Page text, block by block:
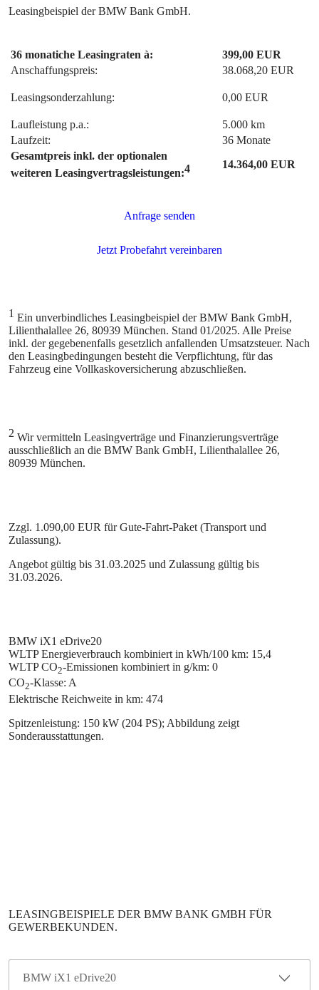
36 monatiche Leasingraten à:
399,00 EUR
Anschaffungspreis:
38.068,20 EUR
Leasingsonderzahlung: 0,00 EUR
Laufleistung p.a.:
5.000 km
Laufzeit:
36 Monate
Gesamtpreis inkl. der optionalen
weiteren Leasingvertragsleistungen:4 14.364,00 EUR
1 Ein unverbindliches Leasingbeispiel der BMW Bank GmbH,
Lilienthalallee 26, 80939 München. Stand 01/2025. Alle Preise
inkl. der gegebenenfalls gesetzlich anfallenden Umsatzsteuer. Nach
den Leasingbedingungen besteht die Verpflichtung, für das
Fahrzeug eine Vollkaskoversicherung abzuschließen.
2 Wir vermitteln Leasingverträge und Finanzierungsverträge
ausschließlich an die BMW Bank GmbH, Lilienthalallee 26,
80939 München.
Zzgl. 1.090,00 EUR für Gute-Fahrt-Paket (Transport und
Zulassung).
Angebot gültig bis 31.03.2025 und Zulassung gültig bis
31.03.2026.
BMW iX1 eDrive20
WLTP Energieverbrauch kombiniert in kWh/100 km: 15,4
WLTP CO2-Emissionen kombiniert in g/km: 0
CO2-Klasse: A
Elektrische Reichweite in km: 474
Spitzenleistung: 150 kW (204 PS); Abbildung zeigt
Sonderausstattungen.